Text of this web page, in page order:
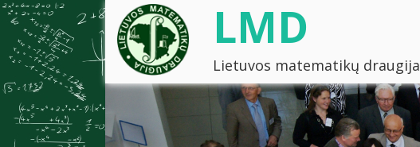
LMD
Lietuvos matematikų draugija